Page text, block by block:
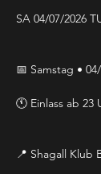
SA 04/07/2026
📅 Samstag •
🕚 Einlass ab 23
📍 Shagall Klub